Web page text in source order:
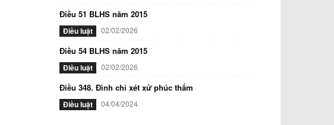
Điều 51 BLHS năm 2015
Điều luật 02/02/2026
Điều 54 BLHS năm 2015
Điều luật 02/02/2026
Điều 348. Đình chỉ xét xử phúc thẩm
Điều luật 04/04/2024